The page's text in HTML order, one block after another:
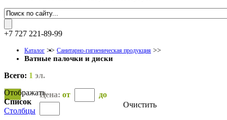
+7 727 221-89-99
Каталог >> Санитарно-гигиеническая продукция >>
Ватные палочки и диски
Всего: 1 эл.
Отображать
Список
Столбцы
Цена: от до
Очистить